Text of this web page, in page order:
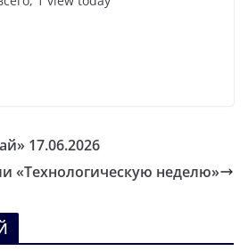
17.06.2026
«Технологическую неделю»